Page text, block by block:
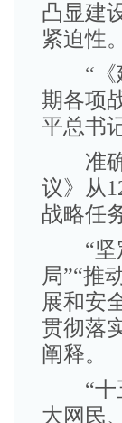
凸显建
紧迫性。
“《建
期各项
平总书
准确
议》从
战略任
“坚定
局”“推
展和安
贯彻落
阐释。
“十五
大网民